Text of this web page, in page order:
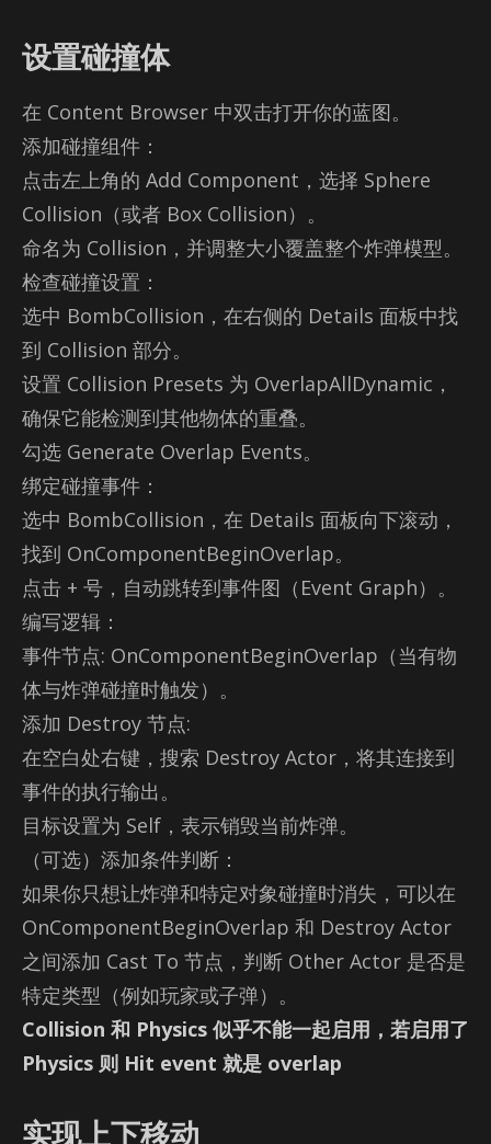
设置碰撞体
在 Con­tent Browser 中双击打开你的蓝图。
添加碰撞组件：
点击左上角的 Add Com­po­nent，选择 Sphere
Col­li­sion（或者 Box Col­li­sion）。
命名为 Col­li­sion，并调整大小覆盖整个炸弹模型。
检查碰撞设置：
选中 Bom­b­Col­li­sion，在右侧的 De­tails 面板中找
到 Col­li­sion 部分。
设置 Col­li­sion Pre­sets 为 Over­la­pAll­Dy­namic，
确保它能检测到其他物体的重叠。
勾选 Gen­er­ate Over­lap Events。
绑定碰撞事件：
选中 Bom­b­Col­li­sion，在 De­tails 面板向下滚动，
找到 On­Com­po­nent­Be­gi­nOver­lap。
点击 + 号，自动跳转到事件图（Event Graph）。
编写逻辑：
事件节点: On­Com­po­nent­Be­gi­nOver­lap（当有物
体与炸弹碰撞时触发）。
添加 De­stroy 节点:
在空白处右键，搜索 De­stroy Ac­tor，将其连接到
事件的执行输出。
目标设置为 Self，表示销毁当前炸弹。
（可选）添加条件判断：
如果你只想让炸弹和特定对象碰撞时消失，可以在
On­Com­po­nent­Be­gi­nOver­lap 和 De­stroy Ac­tor
之间添加 Cast To 节点，判断 Other Ac­tor 是否是
特定类型（例如玩家或子弹）。
Collision 和 Physics 似乎不能一起启用，若启用了
Physics 则 Hit event 就是 overlap
实现上下移动